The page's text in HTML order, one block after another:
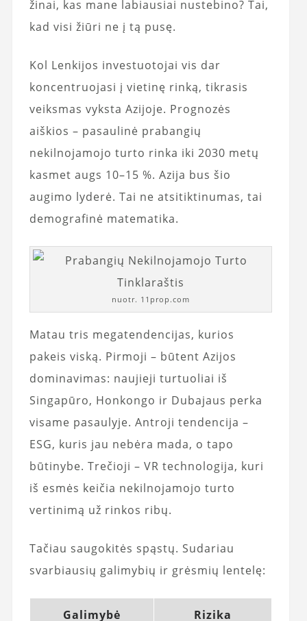
žinai, kas mane labiausiai nustebino? Tai,
kad visi žiūri ne į tą pusę.
Kol Lenkijos investuotojai vis dar
koncentruojasi į vietinę rinką, tikrasis
veiksmas vyksta Azijoje. Prognozės
aiškios – pasaulinė prabangių
nekilnojamojo turto rinka iki 2030 metų
kasmet augs 10–15 %. Azija bus šio
augimo lyderė. Tai ne atsitiktinumas, tai
demografinė matematika.
nuotr. 11prop.com
Matau tris megatendencijas, kurios
pakeis viską. Pirmoji – būtent Azijos
dominavimas: naujieji turtuoliai iš
Singapūro, Honkongo ir Dubajaus perka
visame pasaulyje. Antroji tendencija –
ESG, kuris jau nebėra mada, o tapo
būtinybe. Trečioji – VR technologija, kuri
iš esmės keičia nekilnojamojo turto
vertinimą už rinkos ribų.
Tačiau saugokitės spąstų. Sudariau
svarbiausių galimybių ir grėsmių lentelę:
Galimybė Rizika